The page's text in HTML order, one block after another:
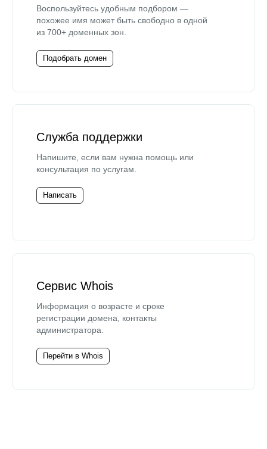
Воспользуйтесь удобным подбором —
похожее имя может быть свободно в одной
из 700+ доменных зон.
Подобрать домен
Служба поддержки
Напишите, если вам нужна помощь или
консультация по услугам.
Написать
Сервис Whois
Информация о возрасте и сроке
регистрации домена, контакты
администратора.
Перейти в Whois